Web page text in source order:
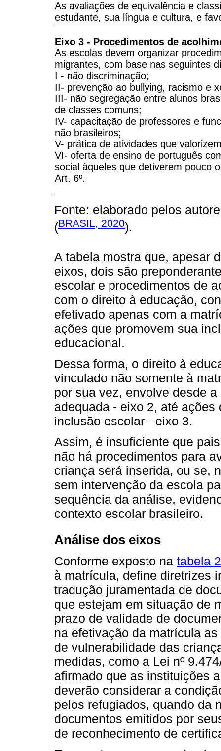
As avaliações de equivalência e
estudante, sua língua e cultura, e
Eixo 3 - Procedimentos de
As escolas devem organizar
migrantes, com base nas seguintes
I - não discriminação;
II- prevenção ao bullying, racismo e
III- não segregação entre alunos
de classes comuns;
IV- capacitação de professores e
não brasileiros;
V- prática de atividades que
VI- oferta de ensino de português
social àqueles que detiverem pouco
Art. 6º.
Fonte: elaborado pelos
(BRASIL, 2020).
A tabela mostra que, apesar
eixos, dois são
escolar e procedimentos de
com o direito à educação,
efetivado apenas com a
ações que promovem sua
educacional.
Dessa forma, o direito à
vinculado não somente à
por sua vez, envolve desde
adequada - eixo 2, até
inclusão escolar - eixo 3.
Assim, é insuficiente que
não há procedimentos para
criança será inserida, ou se,
sem intervenção da escola
sequência da análise,
contexto escolar brasileiro.
Análise dos eixos
Conforme exposto na tabela 2
à matrícula, define diretrizes
tradução juramentada de
que estejam em situação de
prazo de validade de
na efetivação da matrícula
de vulnerabilidade das
medidas, como a Lei nº
afirmado que as instituições
deverão considerar a
pelos refugiados, quando da
documentos emitidos por
de reconhecimento de